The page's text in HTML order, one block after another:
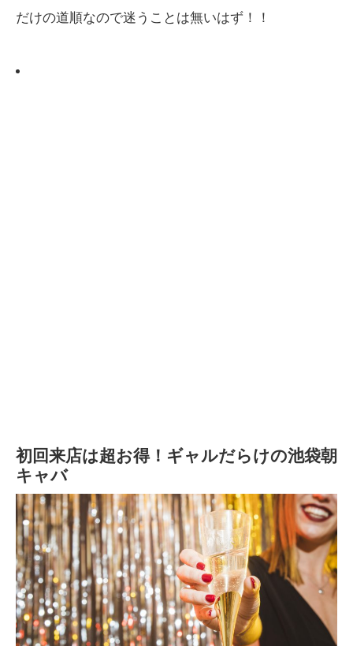
だけの道順なので迷うことは無いはず！！
初回来店は超お得！ギャルだらけの池袋朝
キャバ